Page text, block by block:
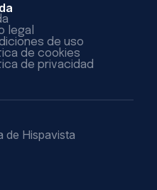
legal
de uso
de cookies
de privacidad
de Hispavista